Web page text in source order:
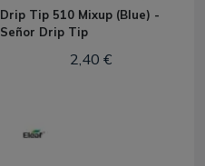
Drip Tip 510 Mixup (Blue) -
Señor Drip Tip
2,40 €